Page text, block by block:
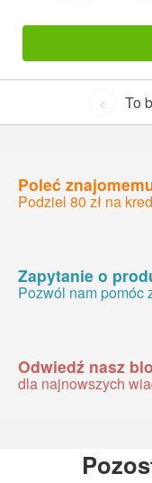
< To
Poleć
Podziel 80 zł na
Zapytanie o
Pozwól nam pomóc
Odwiedź nasz
dla najnowszych